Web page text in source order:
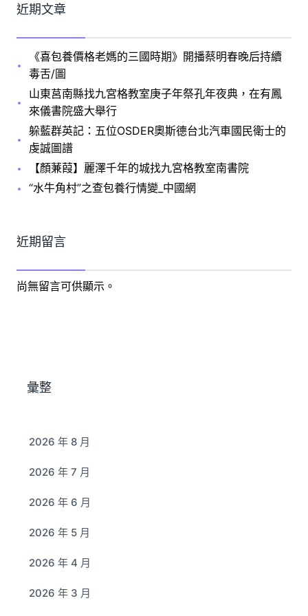
近期文章
《喜包養價格老媽的三國時期》開播蔡明春晚后持續
毒舌/圖
山東莒南縣找九宮格教室庚子年祭孔年夜典，在有鳳
來儀書院盛大舉行
躲藍群英記：五位OSDER奧斯德台北汽車國民衛士的
虔誠圖譜
【顏蒹葭】麗澤千年的城找九宮格教室南書院
“水牛角村”之查包養行情變_中國網
近期留言
尚無留言可供顯示。
彙整
2026 年 8 月
2026 年 7 月
2026 年 6 月
2026 年 5 月
2026 年 4 月
2026 年 3 月